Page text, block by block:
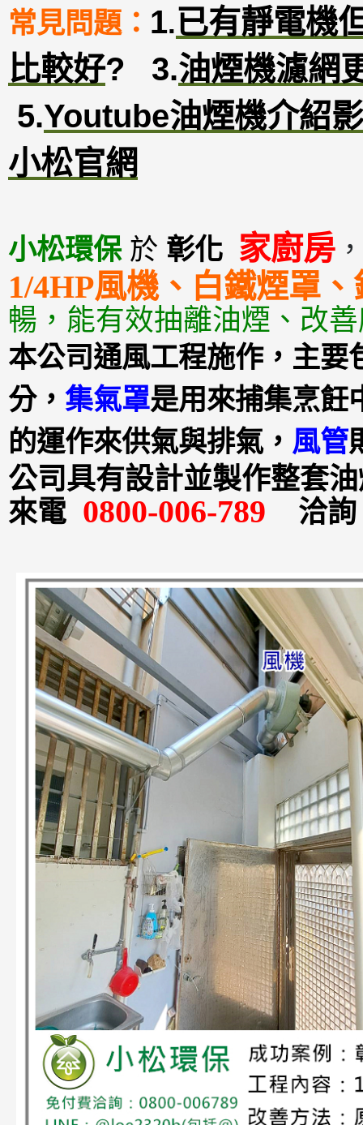
常見問題： 1.已有靜電機
比較好? 3.油煙機濾網
5.Youtube油煙機介紹
小松官網
小松環保 於 彰化 家廚房
1/4HP風機、白鐵煙罩
暢，能有效抽離油煙、改
本公司通風工程施作，主要
分， 集氣罩是用來捕集烹飪
的運作來供氣與排氣， 風管
公司具有設計並製作整套
來電 0800-006-789 洽